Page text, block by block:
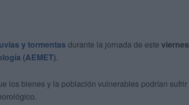
y tormentas durante la jornada de este viernes
(AEMET).
los bienes y la población vulnerables podrían sufrir